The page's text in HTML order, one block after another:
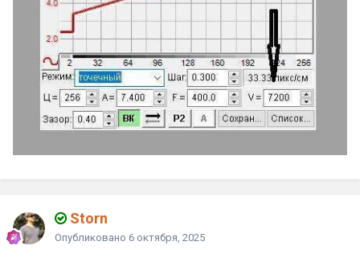
Storn
Опубликовано 6 октября, 2025